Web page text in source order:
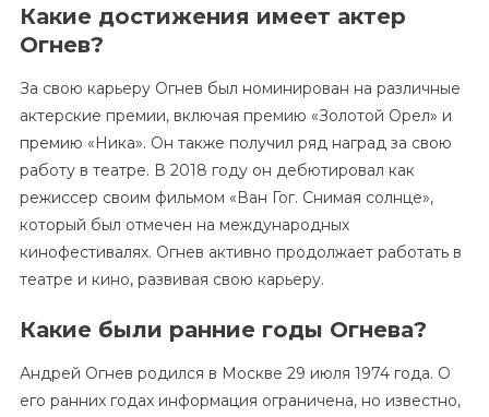
Какие достижения имеет актер
Огнев?
За свою карьеру Огнев был номинирован на различные
актерские премии, включая премию «Золотой Орел» и
премию «Ника». Он также получил ряд наград за свою
работу в театре. В 2018 году он дебютировал как
режиссер своим фильмом «Ван Гог. Снимая солнце»,
который был отмечен на международных
кинофестивалях. Огнев активно продолжает работать в
театре и кино, развивая свою карьеру.
Какие были ранние годы Огнева?
Андрей Огнев родился в Москве 29 июля 1974 года. О
его ранних годах информация ограничена, но известно,